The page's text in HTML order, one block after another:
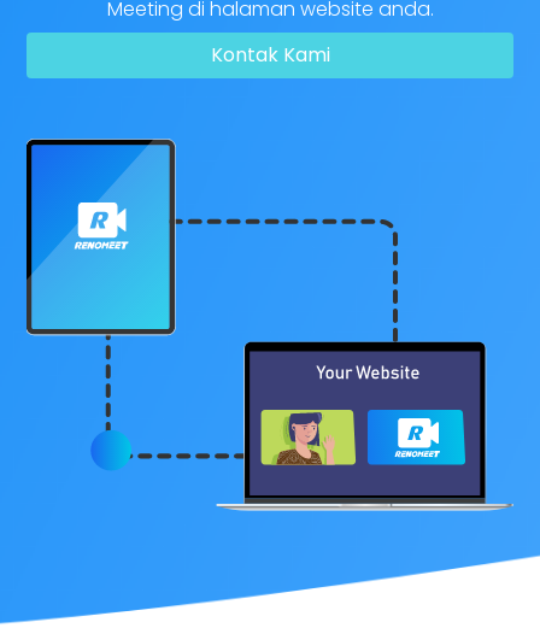
Meeting di halaman website anda.
Kontak Kami